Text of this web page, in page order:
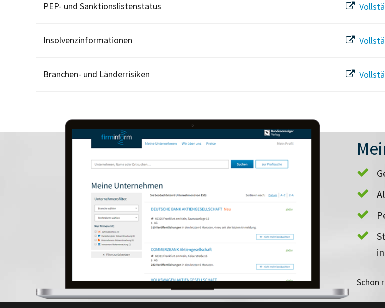
PEP- und Sanktionslistenstatus
Insolvenzinformationen
Branchen- und Länderrisiken
Schon